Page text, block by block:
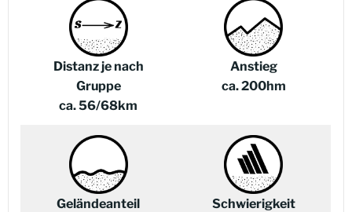
Distanz je nach
Gruppe
ca. 56/68km
Anstieg
ca. 200hm
Geländeanteil
Schwierigkeit